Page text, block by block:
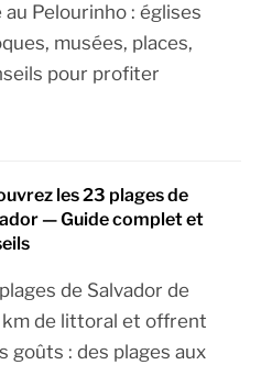
au Pelourinho : églises
musées, places,
pour profiter
les 23 plages de
— Guide complet et
de Salvador de
km de littoral et offrent
goûts : des plages aux